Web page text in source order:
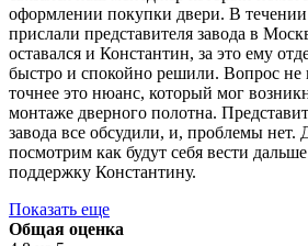
оформлении покупки двери. В
прислали представителя завода в
оставался и Константин, за это ему
быстро и спокойно решили. Вопрос не
точнее это нюанс, который мог
монтаже дверного полотна.
завода все обсудили, и, проблемы нет.
посмотрим как будут себя вести
поддержку Константину.
Показать еще
Общая оценка